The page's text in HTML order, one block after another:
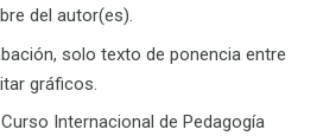
del autor(es).
solo texto de ponencia entre
gráficos.
Internacional de Pedagogía